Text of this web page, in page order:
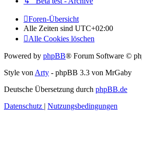
Foren-Übersicht
Alle Zeiten sind UTC+02:00
Alle Cookies löschen
Powered by phpBB® Forum Software ©
Style von Arty - phpBB 3.3 von MrGaby
Deutsche Übersetzung durch phpBB.de
Datenschutz | Nutzungsbedingungen